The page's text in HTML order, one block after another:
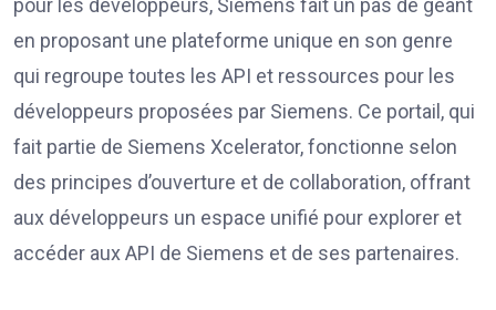
pour les développeurs, Siemens fait un pas de géant
en proposant une plateforme unique en son genre
qui regroupe toutes les API et ressources pour les
développeurs proposées par Siemens. Ce portail, qui
fait partie de Siemens Xcelerator, fonctionne selon
des principes d’ouverture et de collaboration, offrant
aux développeurs un espace unifié pour explorer et
accéder aux API de Siemens et de ses partenaires.